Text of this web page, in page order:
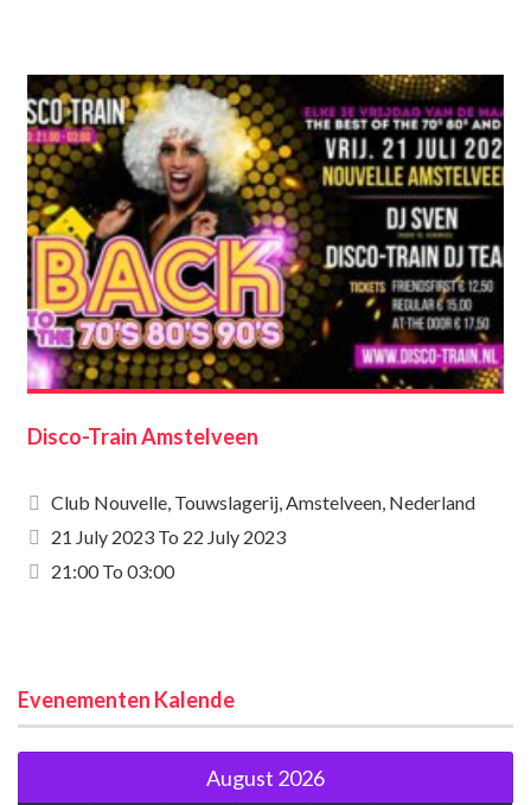
Disco-Train Amstelveen
Club Nouvelle, Touwslagerij, Amstelveen, Nederland
21 July 2023 To 22 July 2023
21:00 To 03:00
Evenementen Kalende
August 2026